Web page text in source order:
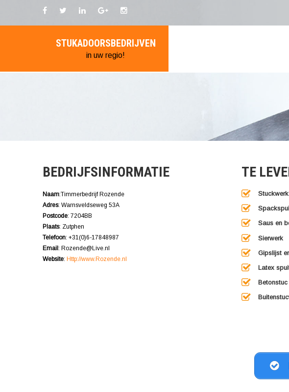
STUKADOORSBEDRIJVEN
in uw regio!
BEDRIJFSINFORMATIE
Naam:Timmerbedrijf Rozende
Adres: Warnsveldseweg 53A
Postcode: 7204BB
Plaats: Zutphen
Telefoon: +31(0)6-17848987
Email : Rozende@Live.nl
Website: Http://www.Rozende.nl
TE
Saus en
Sierwerk
Gipslijst
Latex
Betonstuc